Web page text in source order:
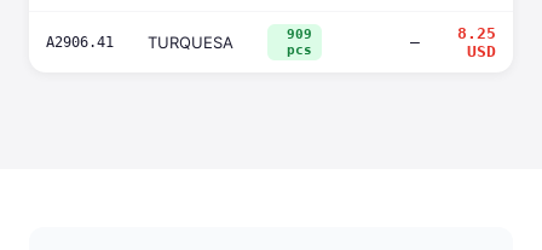
A2906.41 TURQUESA
909
pcs
—
8.25
USD